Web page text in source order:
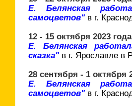
Е. Белянская
самоцветов" в г.
12 - 15 октября 2023 года
Е. Белянская
сказка" в г. Ярославле в
28 сентября - 1 октября
Е. Белянская
самоцветов" в г.